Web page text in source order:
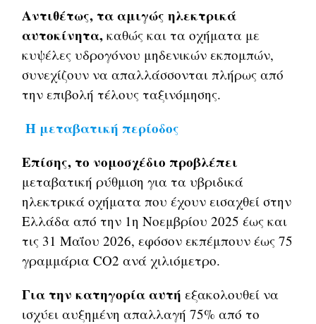
Αντιθέτως, τα αμιγώς ηλεκτρικά
αυτοκίνητα, καθώς και τα οχήματα με
κυψέλες υδρογόνου μηδενικών εκπομπών,
συνεχίζουν να απαλλάσσονται πλήρως από
την επιβολή τέλους ταξινόμησης.
Η μεταβατική περίοδος
Επίσης, το νομοσχέδιο προβλέπει
μεταβατική ρύθμιση για τα υβριδικά
ηλεκτρικά οχήματα που έχουν εισαχθεί στην
Ελλάδα από την 1η Νοεμβρίου 2025 έως και
τις 31 Μαΐου 2026, εφόσον εκπέμπουν έως 75
γραμμάρια CO2 ανά χιλιόμετρο.
Για την κατηγορία αυτή εξακολουθεί να
ισχύει αυξημένη απαλλαγή 75% από το